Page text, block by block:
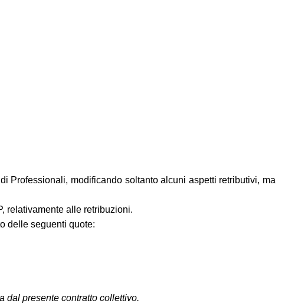
Professionali, modificando soltanto alcuni aspetti retributivi, ma
relativamente alle retribuzioni.
delle seguenti quote:
dal presente contratto collettivo.